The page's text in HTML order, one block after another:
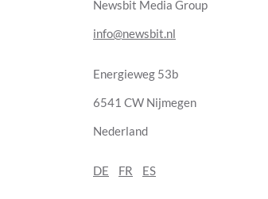
Newsbit Media Group
info@newsbit.nl
Energieweg 53b
6541 CW Nijmegen
Nederland
DE FR ES